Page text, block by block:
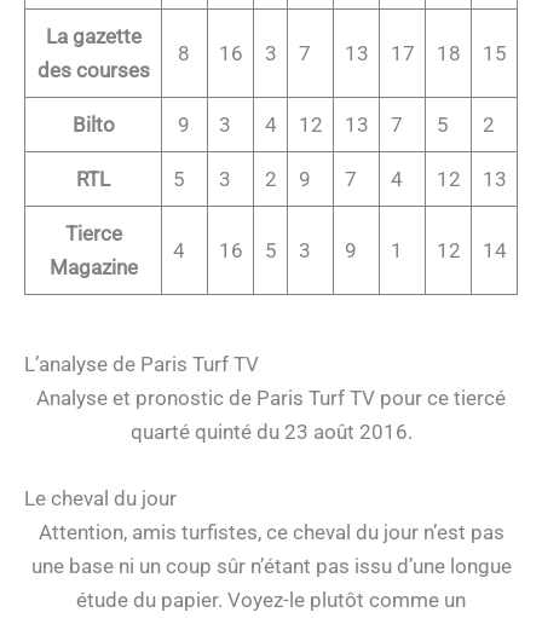
La gazette
des courses
8 16 3 7 13 17 18 15
Bilto 9 3 4 12 13 7 5 2
RTL 5 3 2 9 7 4 12 13
Tierce
Magazine
4 16 5 3 9 1 12 14
L’analyse de Paris Turf TV
Analyse et pronostic de Paris Turf TV pour ce tiercé
quarté quinté du 23 août 2016.
Le cheval du jour
Attention, amis turfistes, ce cheval du jour n’est pas
une base ni un coup sûr n’étant pas issu d’une longue
étude du papier. Voyez-le plutôt comme un